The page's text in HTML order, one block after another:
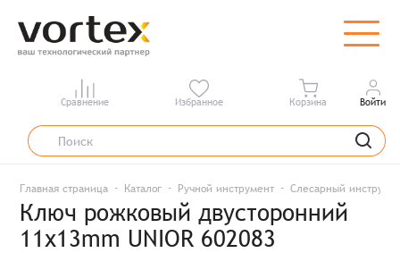
Сравнение Избранное Корзина Войти
Главная страница Каталог Ручной инструмент Слесарный
Ключ рожковый двусторонний
11х13mm UNIOR 602083